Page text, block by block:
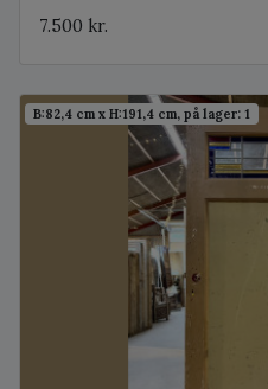
7.500 kr.
B:82,4 cm x H:191,4 cm, på lager: 1